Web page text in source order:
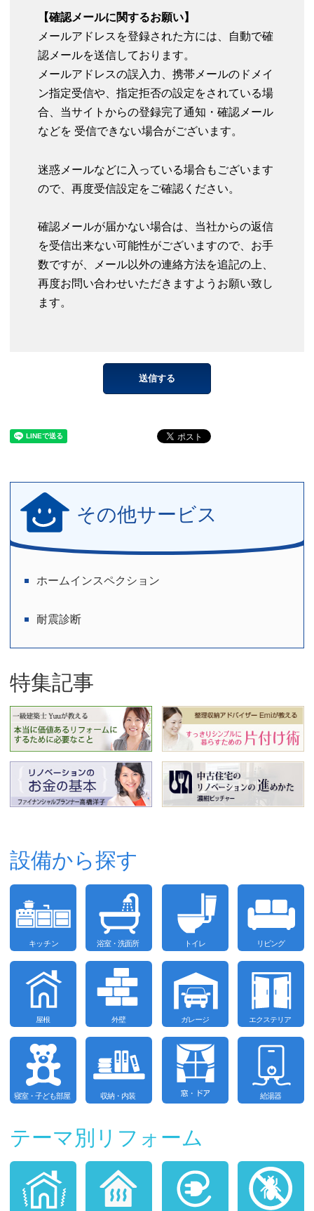
【確認メールに関するお願い】
メールアドレスを登録された方には、自動で確
認メールを送信しております。
メールアドレスの誤入力、携帯メールのドメイ
ン指定受信や、指定拒否の設定をされている場
合、当サイトからの登録完了通知・確認メール
などを 受信できない場合がございます。
迷惑メールなどに入っている場合もございます
ので、再度受信設定をご確認ください。
確認メールが届かない場合は、当社からの返信
を受信出来ない可能性がございますので、お手
数ですが、メール以外の連絡方法を追記の上、
再度お問い合わせいただきますようお願い致し
ます。
その他サービス
ホームインスペクション
耐震診断
特集記事
設備から探す
テーマ別リフォーム